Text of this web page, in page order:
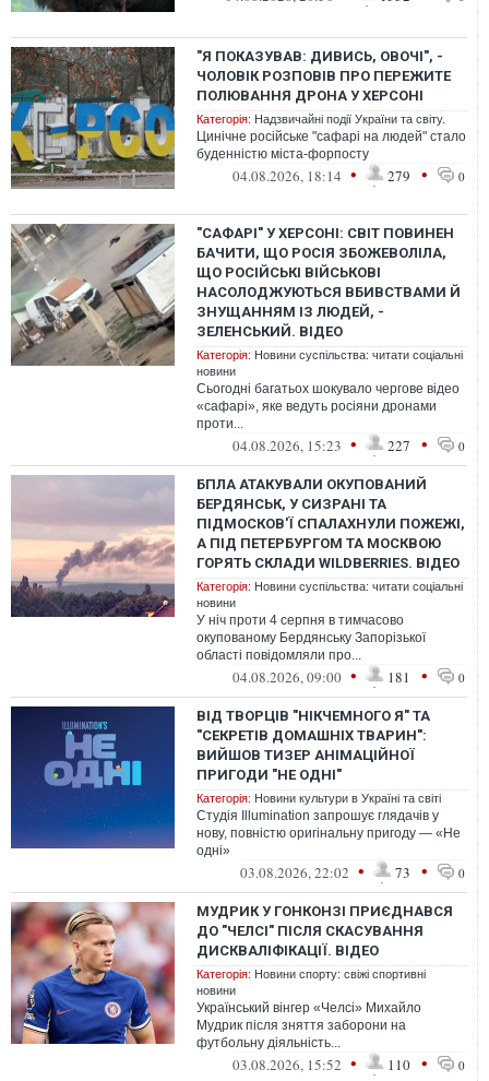
"Я ПОКАЗУВАВ: ДИВИСЬ, ОВОЧІ", -
ЧОЛОВІК РОЗПОВІВ ПРО ПЕРЕЖИТЕ
ПОЛЮВАННЯ ДРОНА У ХЕРСОНІ
Категорія: Надзвичайні події України та світу.
Цинічне російське "сафарі на людей" стало
буденністю міста-форпосту
04.08.2026, 18:14 • 279 • 0
"САФАРІ" У ХЕРСОНІ: СВІТ ПОВИНЕН
БАЧИТИ, ЩО РОСІЯ ЗБОЖЕВОЛІЛА,
ЩО РОСІЙСЬКІ ВІЙСЬКОВІ
НАСОЛОДЖУЮТЬСЯ ВБИВСТВАМИ Й
ЗНУЩАННЯМ ІЗ ЛЮДЕЙ, -
ЗЕЛЕНСЬКИЙ. ВІДЕО
Категорія: Новини суспільства: читати соціальні
новини
Сьогодні багатьох шокувало чергове відео
«сафарі», яке ведуть росіяни дронами
проти...
04.08.2026, 15:23 • 227 • 0
БПЛА АТАКУВАЛИ ОКУПОВАНИЙ
БЕРДЯНСЬК, У СИЗРАНІ ТА
ПІДМОСКОВ'Ї СПАЛАХНУЛИ ПОЖЕЖІ,
А ПІД ПЕТЕРБУРГОМ ТА МОСКВОЮ
ГОРЯТЬ СКЛАДИ WILDBERRIES. ВІДЕО
Категорія: Новини суспільства: читати соціальні
новини
У ніч проти 4 серпня в тимчасово
окупованому Бердянську Запорізької
області повідомляли про...
04.08.2026, 09:00 • 181 • 0
ВІД ТВОРЦІВ "НІКЧЕМНОГО Я" ТА
"СЕКРЕТІВ ДОМАШНІХ ТВАРИН":
ВИЙШОВ ТИЗЕР АНІМАЦІЙНОЇ
ПРИГОДИ "НЕ ОДНІ"
Категорія: Новини культури в Україні та світі
Студія Illumination запрошує глядачів у
нову, повністю оригінальну пригоду — «Не
одні»
03.08.2026, 22:02 • 73 • 0
МУДРИК У ГОНКОНЗІ ПРИЄДНАВСЯ
ДО "ЧЕЛСІ" ПІСЛЯ СКАСУВАННЯ
ДИСКВАЛІФІКАЦІЇ. ВІДЕО
Категорія: Новини спорту: свіжі спортивні
новини
Український вінгер «Челсі» Михайло
Мудрик після зняття заборони на
футбольну діяльність...
03.08.2026, 15:52 • 110 • 0